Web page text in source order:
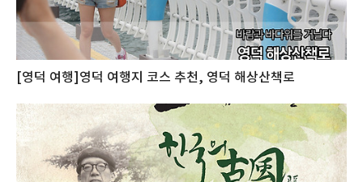
[영덕 여행]영덕 여행지 코스 추천, 영덕 해상산책로